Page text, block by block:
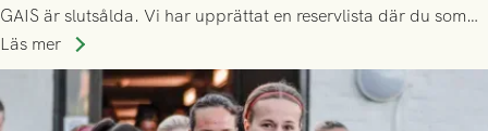
GAIS är slutsålda. Vi har upprättat en reservlista där du som
ännu inte har någon biljett kan anmäla ditt intresse. Du kan
inte själv överlåta din biljett till någon annan.
Läs mer